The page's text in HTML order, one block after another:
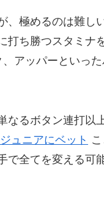
極めるのは難し
打ち勝つスタミナ
アッパーといっ
るボタン連打以
ュニアにベット
で全てを変える